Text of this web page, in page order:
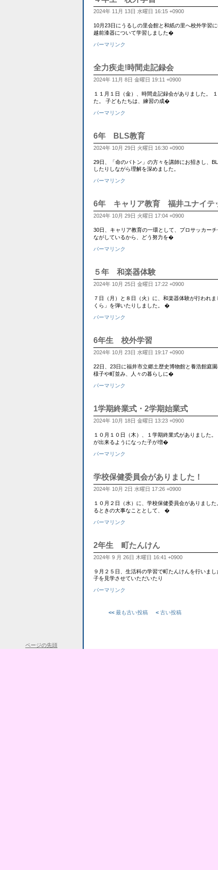
2024年 11月 13日 水曜日 16:15 +0900
10月23日にうるしの里会館と和紙の里へ校外学習
越前漆器について学習しました�
パーマリンク
全力疾走!時間走記録会
2024年 11月 8日 金曜日 19:11 +0900
１１月１日（金）、時間走記録会がありました。
た。 子どもたちは、練習の成�
パーマリンク
6年 BLS教育
2024年 10月 29日 火曜日 16:30 +0900
29日、「命のバトン」の方々を講師にお招きし、
したりしながら理解を深めました。
パーマリンク
6年 キャリア教育 福井ユナイテ
2024年 10月 29日 火曜日 17:04 +0900
30日、キャリア教育の一環として、プロサッカー
ながしているから、どう努力を�
パーマリンク
５年 和楽器体験
2024年 10月 25日 金曜日 17:22 +0900
７日（月）と８日（火）に、和楽器体験が行われ
くら」を弾いたりしました。 �
パーマリンク
6年生 校外学習
2024年 10月 23日 水曜日 19:17 +0900
22日、23日に福井市立郷土歴史博物館と養浩館庭
様子や町並み、人々の暮らしに�
パーマリンク
1学期終業式・2学期始業式
2024年 10月 18日 金曜日 13:23 +0900
１０月１０日（木）、１学期終業式がありました
が出来るようになった子が増�
パーマリンク
学校保健委員会がありました！
2024年 10月 2日 水曜日 17:26 +0900
１０月２日（水）に、学校保健委員会がありまし
るときの大事なこととして、 �
パーマリンク
2年生 町たんけん
2024年 9 月 26日 木曜日 16:41 +0900
９月２５日、生活科の学習で町たんけんを行いま
子を見学させていただいたり
パーマリンク
<< 最も古い投稿 < 古い投稿
ページの先頭